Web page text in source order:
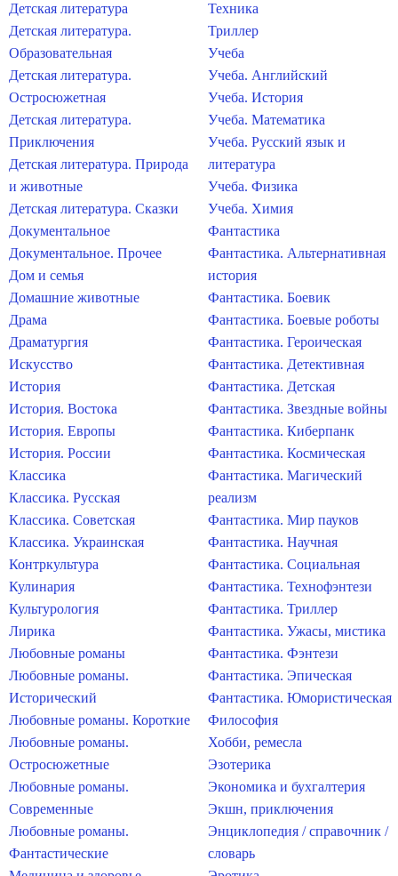
Детская литература
Детская литература.
Образовательная
Детская литература.
Остросюжетная
Детская литература.
Приключения
Детская литература. Природа
и животные
Детская литература. Сказки
Документальное
Документальное. Прочее
Дом и семья
Домашние животные
Драма
Драматургия
Искусство
История
История. Востока
История. Европы
История. России
Классика
Классика. Русская
Классика. Советская
Классика. Украинская
Контркультура
Кулинария
Культурология
Лирика
Любовные романы
Любовные романы.
Исторический
Любовные романы. Короткие
Любовные романы.
Остросюжетные
Любовные романы.
Современные
Любовные романы.
Фантастические
Техника
Триллер
Учеба
Учеба. Английский
Учеба. История
Учеба. Математика
Учеба. Русский язык и
литература
Учеба. Физика
Учеба. Химия
Фантастика
Фантастика. Альтернативная
история
Фантастика. Боевик
Фантастика. Боевые роботы
Фантастика. Героическая
Фантастика. Детективная
Фантастика. Детская
Фантастика. Звездные войны
Фантастика. Киберпанк
Фантастика. Космическая
Фантастика. Магический
реализм
Фантастика. Мир пауков
Фантастика. Научная
Фантастика. Социальная
Фантастика. Технофэнтези
Фантастика. Триллер
Фантастика. Ужасы, мистика
Фантастика. Фэнтези
Фантастика. Эпическая
Фантастика. Юмористическая
Философия
Хобби, ремесла
Эзотерика
Экономика и бухгалтерия
Экшн, приключения
Энциклопедия / справочник /
словарь